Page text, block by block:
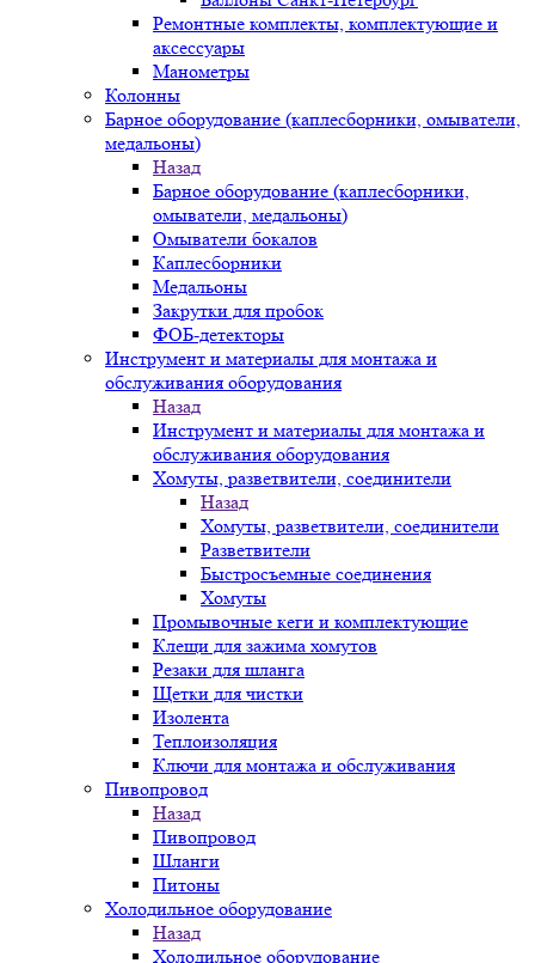
Ремонтные комплекты, комплектующие и
аксессуары
Манометры
Колонны
Барное оборудование (каплесборники, омыватели,
медальоны)
Назад
Барное оборудование (каплесборники,
омыватели, медальоны)
Омыватели бокалов
Каплесборники
Медальоны
Закрутки для пробок
ФОБ-детекторы
Инструмент и материалы для монтажа и
обслуживания оборудования
Назад
Инструмент и материалы для монтажа и
обслуживания оборудования
Хомуты, разветвители, соединители
Назад
Хомуты, разветвители, соединители
Разветвители
Быстросъемные соединения
Хомуты
Промывочные кеги и комплектующие
Клещи для зажима хомутов
Резаки для шланга
Щетки для чистки
Изолента
Теплоизоляция
Ключи для монтажа и обслуживания
Пивопровод
Назад
Пивопровод
Шланги
Питоны
Холодильное оборудование
Назад
Холодильное оборудование